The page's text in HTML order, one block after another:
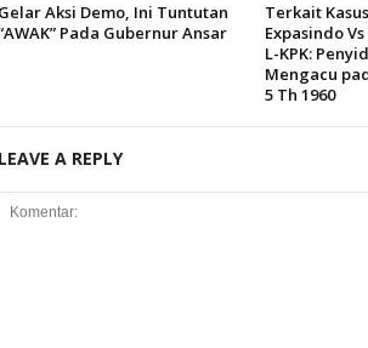
Gelar Aksi Demo, Ini Tuntutan
Pada Gubernur Ansar
Terkait
Expasindo
L-KPK:
Mengacu
5 Th 1960
LEAVE A REPLY